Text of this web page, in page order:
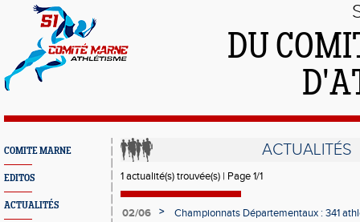
DU
COMITE MARNE
EDITOS
ACTUALITÉS
ACTUALITÉS
1 actualité(s) trouvée(s) | Page 1/1
02/06 >
Championnats Départementaux : 341